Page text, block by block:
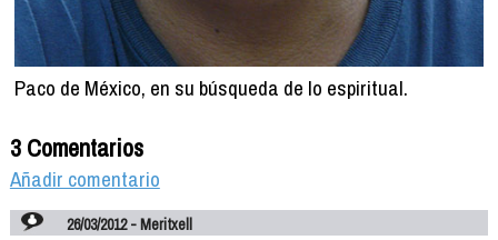
Paco de México, en su búsqueda de lo espiritual.
3 Comentarios
Añadir comentario
26/03/2012 - Meritxell